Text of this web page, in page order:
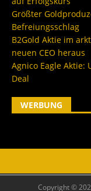
Größter
Befreiungsschlag
B2Gold Aktie im
neuen CEO heraus
Agnico Eagle Aktie:
Deal
WERBUNG
Copyright ©